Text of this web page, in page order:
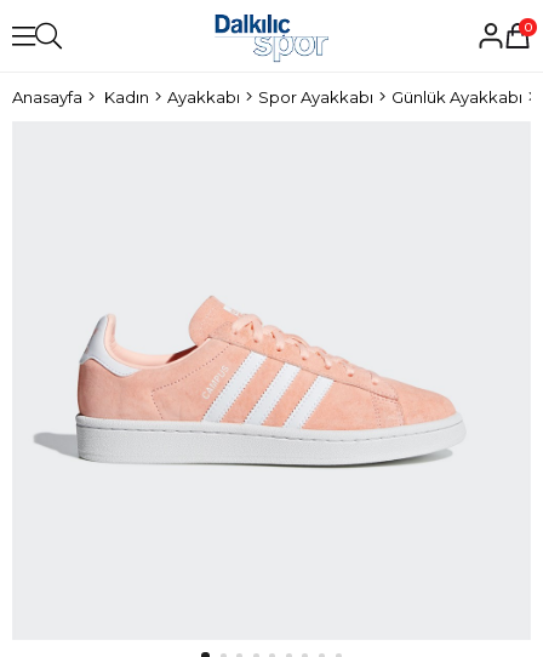
0
Anasayfa Kadın Ayakkabı Spor Ayakkabı Günlük Ayakkabı